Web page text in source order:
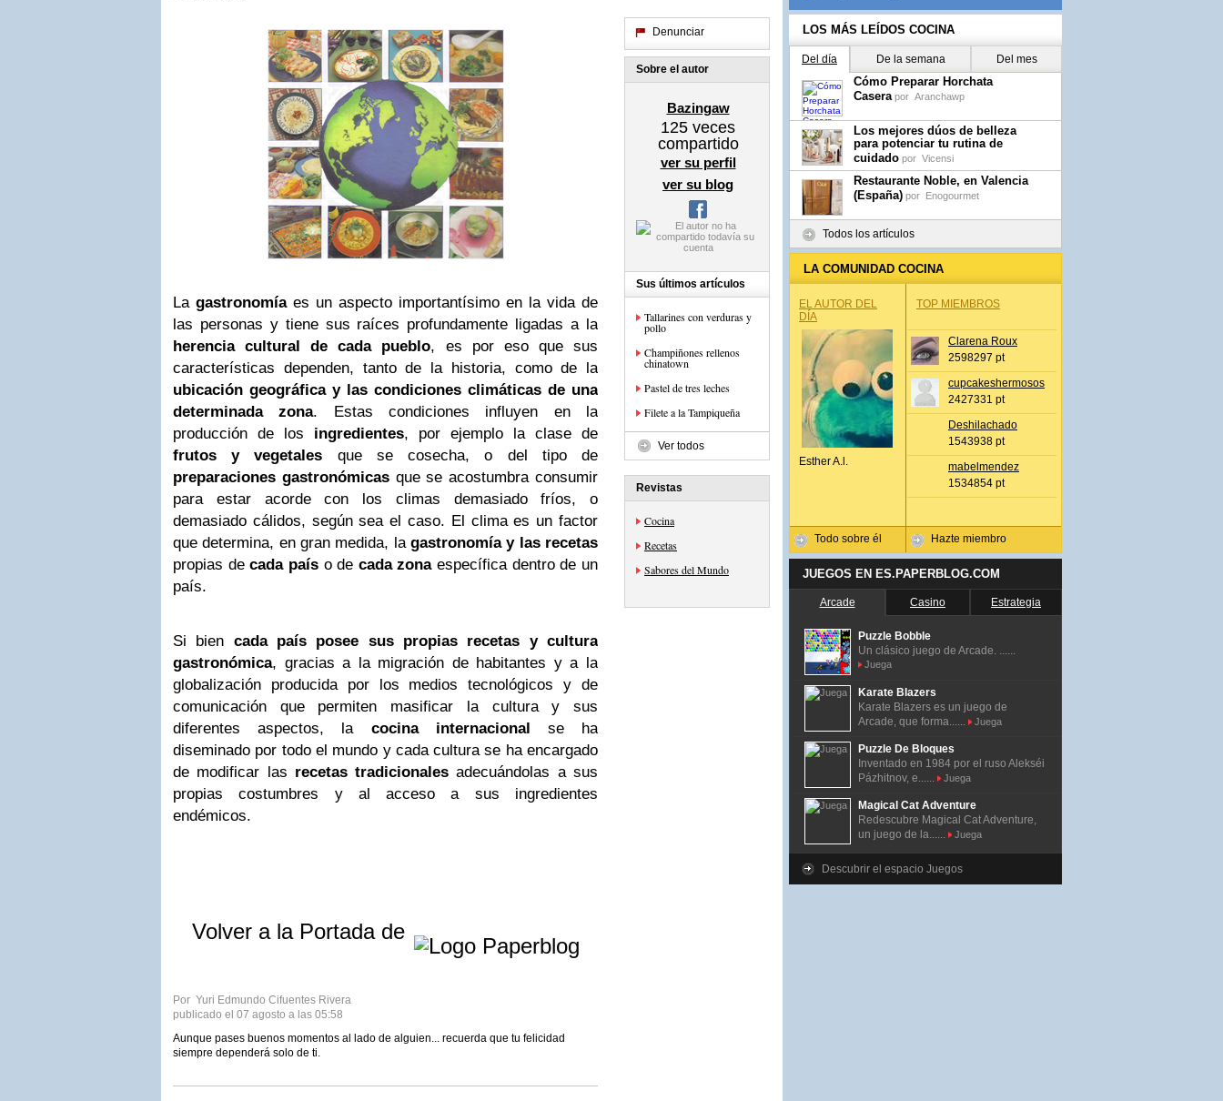
La gastronomíaes un aspecto importantísimo en la vida de
las personas y tiene sus raíces profundamente ligadas a la
herencia cultural de cada pueblo, es por eso que sus
características dependen, tanto de la historia, como de la
ubicación geográfica y las condiciones climáticas de una
determinada zona. Estas condiciones influyen en la
producción de los ingredientes, por ejemplo la clase de
frutos y vegetales que se cosecha, o del tipo de
preparaciones gastronómicasque se acostumbra consumir
para estar acorde con los climas demasiado fríos, o
demasiado cálidos, según sea el caso. El clima es un factor
que determina, en gran medida, la gastronomía y las recetas
propias decada paíso de cada zonaespecífica dentro de un
país.
Si bien cada país posee sus propias recetas y cultura
gastronómica, gracias a la migración de habitantes y a la
globalización producida por los medios tecnológicos y de
comunicación que permiten masificar la cultura y sus
diferentes aspectos, la cocina internacional se ha
diseminado por todo el mundo y cada cultura se ha encargado
de modificar las recetas tradicionales adecuándolas a sus
propias costumbres y al acceso a sus ingredientes
endémicos.
Volver a la Portada de
Por Yuri Edmundo Cifuentes Rivera
publicado el 07 agosto a las 05:58
Aunque pases buenos momentos al lado de alguien... recuerda que tu felicidad
siempre dependerá solo de ti.
Denunciar
Sobre el autor
Bazingaw
125 veces
compartido
ver su perfil
ver su blog
Sus últimos artículos
Tallarines con verduras y
pollo
Champiñones rellenos
chinatown
Pastel de tres leches
Filete a la Tampiqueña
Ver todos
Revistas
Cocina
Recetas
Sabores del Mundo
LOS MÁS LEÍDOS COCINA
Del día De la semana Del mes
Cómo Preparar Horchata
Casera por Aranchawp
Los mejores dúos de belleza
para potenciar tu rutina de
cuidado por Vicensi
Restaurante Noble, en Valencia
(España) por Enogourmet
Todos los artículos
LA COMUNIDAD COCINA
EL AUTOR DEL
DÍA
Esther A.l.
Todo sobre él
TOP MIEMBROS
Clarena Roux
2598297 pt
cupcakeshermosos
2427331 pt
Deshilachado
1543938 pt
mabelmendez
1534854 pt
Hazte miembro
JUEGOS EN ES.PAPERBLOG.COM
Arcade Casino Estrategia
Puzzle Bobble
Un clásico juego de Arcade. ......
Juega
Karate Blazers
Karate Blazers es un juego de
Arcade, que forma......
Juega
Puzzle De Bloques
Inventado en 1984 por el ruso Alekséi
Pázhitnov, e......
Juega
Magical Cat Adventure
Redescubre Magical Cat Adventure,
un juego de la......
Juega
Descubrir el espacio Juegos